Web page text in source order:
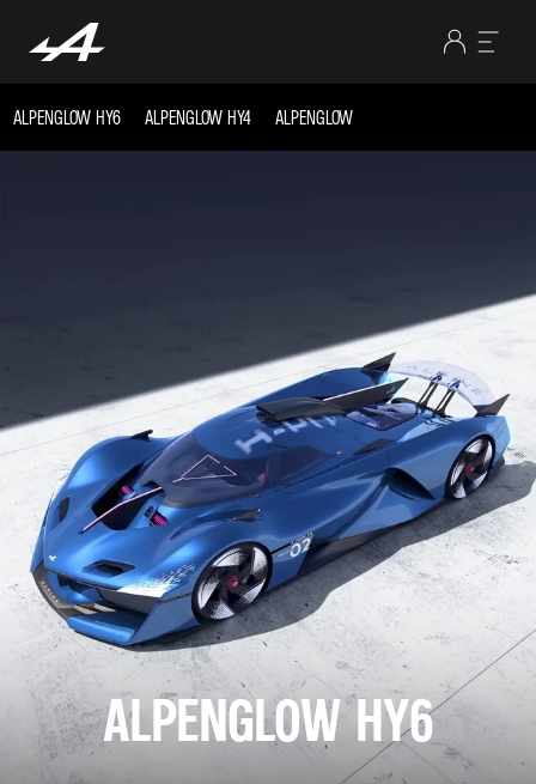
ALPENGLOW HY6 ALPENGLOW HY4 ALPENGLOW
ALPENGLOW HY6